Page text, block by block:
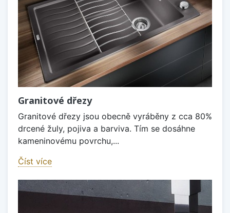
Granitové dřezy
Granitové dřezy jsou obecně vyráběny z cca 80%
drcené žuly, pojiva a barviva. Tím se dosáhne
kameninovému povrchu,...
Číst více